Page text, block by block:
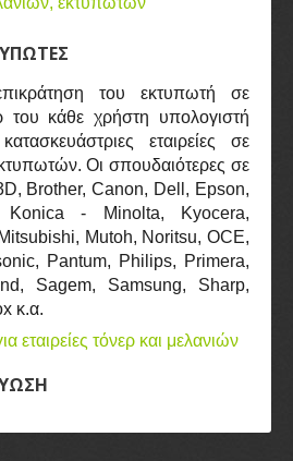
του εκτυπωτή σε
του κάθε χρήστη υπολογιστή
εταιρείες σε
Οι σπουδαιότερες σε
Brother, Canon, Dell, Epson,
Konica - Minolta, Kyocera,
Mutoh, Noritsu, OCE,
Pantum, Philips, Primera,
Sagem, Samsung, Sharp,
κ.α.
εταιρείες τόνερ και μελανιών